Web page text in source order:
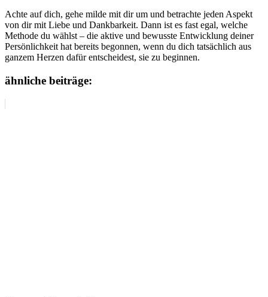
Achte auf dich, gehe milde mit dir um und betrachte jeden Aspekt
von dir mit Liebe und Dankbarkeit. Dann ist es fast egal, welche
Methode du wählst – die aktive und bewusste Entwicklung deiner
Persönlichkeit hat bereits begonnen, wenn du dich tatsächlich aus
ganzem Herzen dafür entscheidest, sie zu beginnen.
ähnliche beiträge: